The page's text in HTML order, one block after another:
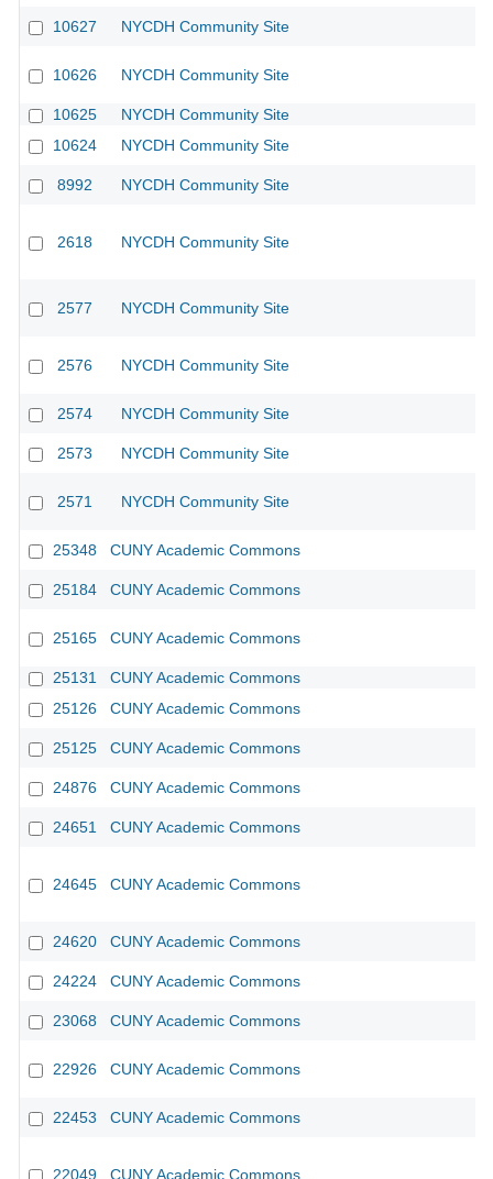
10627 NYCDH Community Site
10626 NYCDH Community Site
10625
NYCDH Community Site
10624
NYCDH Community Site
8992 NYCDH Community Site
2618 NYCDH Community Site
2577 NYCDH Community Site
2576 NYCDH Community Site
2574 NYCDH Community Site
2573 NYCDH Community Site
2571 NYCDH Community Site
25348 CUNY Academic Commons
25184 CUNY Academic Commons
25165 CUNY Academic Commons
25131
CUNY Academic Commons
25126
CUNY Academic Commons
25125 CUNY Academic Commons
24876 CUNY Academic Commons
24651 CUNY Academic Commons
24645 CUNY Academic Commons
24620 CUNY Academic Commons
24224 CUNY Academic Commons
23068 CUNY Academic Commons
22926 CUNY Academic Commons
22453 CUNY Academic Commons
22049 CUNY Academic Commons